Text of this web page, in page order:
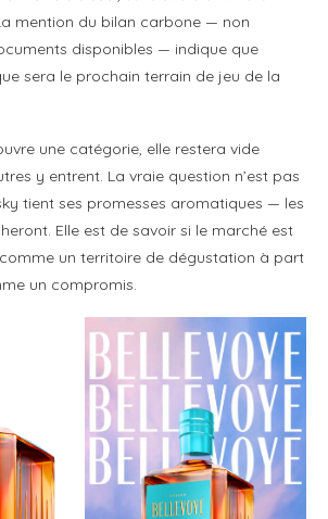
mention du bilan carbone — non
disponibles — indique que
sera le prochain terrain de jeu de la
une catégorie, elle restera vide
y entrent. La vraie question n’est pas
tient ses promesses aromatiques — les
Elle est de savoir si le marché est
un territoire de dégustation à part
un compromis.